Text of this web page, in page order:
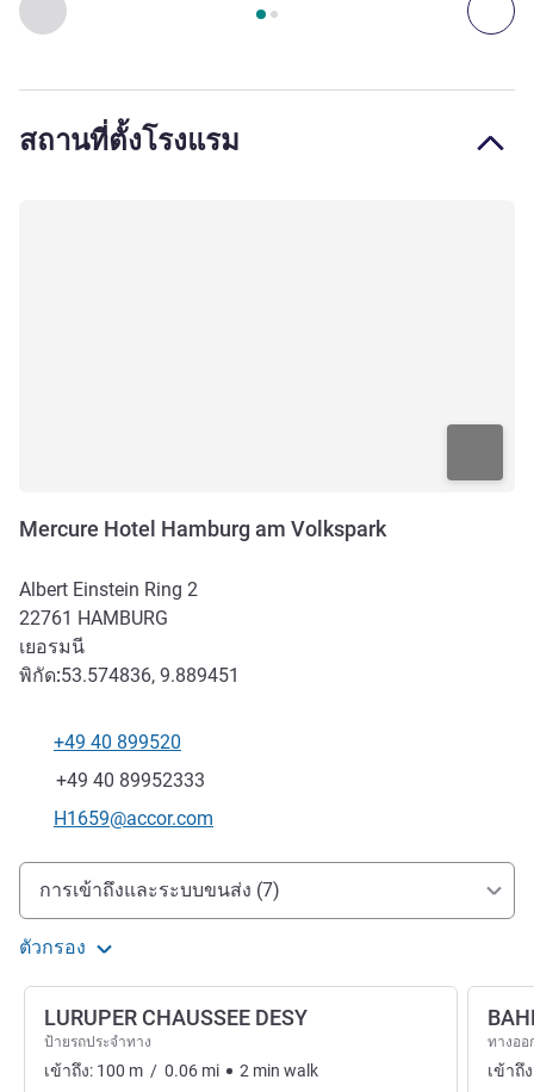
ก่อนหน้า - ห้องพัก ถั
สถานที่ตั้งโรงแรม
Mercure Hotel Hamburg am Volkspark
Albert Einstein Ring 2
22761 HAMBURG
เยอรมนี
พิกัด:53.574836, 9.889451
โทรศัพท์
+49 40 899520
แฟกซ์
+49 40 89952333
อีเมลติดต่อ
H1659@accor.com
การเข้าถึงและการเดินทาง
การเข้าถึงและระบบขนส่ง (7)
ตัวกรอง
LURUPER CHAUSSEE DESY
ป้ายรถประจำทาง
เข้าถึง: 100 m / 0.06 mi 2 min walk
ทางออ
เข้าถึ